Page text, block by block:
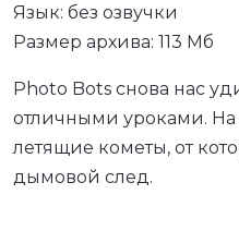
Язык: без озвучки
Размер архива: 113 Мб
Photo Bots снова нас
отличными уроками. На
летящие кометы, от
дымовой след.